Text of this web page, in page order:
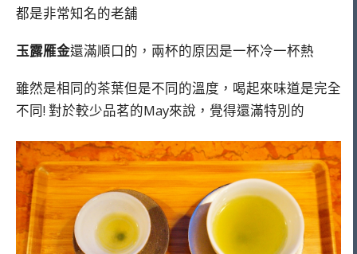
都是非常知名的老舖
玉露雁金還滿順口的，兩杯的原因是一杯冷一杯熱
雖然是相同的茶葉但是不同的溫度，喝起來味道是完全
不同! 對於較少品茗的May來說，覺得還滿特別的